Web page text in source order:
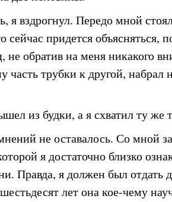
я вздрогнул. Передо мной
сейчас придется объясняться,
не обратив на меня никакого
часть трубки к другой, набрал
из будки, а я схватил ту же
не оставалось. Со мной
я достаточно близко
Правда, я должен был отдать
лет она кое-чему